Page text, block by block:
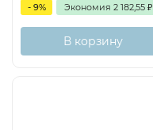
- 9% Экономия 2 182,55 ₽
В корзину